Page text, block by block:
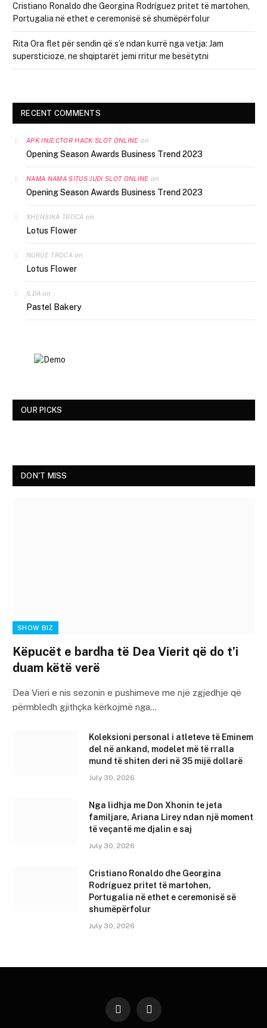
Cristiano Ronaldo dhe Georgina Rodríguez pritet të martohen,
Portugalia në ethet e ceremonisë së shumëpërfolur
Rita Ora flet për sendin që s’e ndan kurrë nga vetja: Jam
supersticioze, ne shqiptarët jemi rritur me besëtytni
RECENT COMMENTS
APK INJECTOR HACK SLOT ONLINE on
Opening Season Awards Business Trend 2023
NAMA NAMA SITUS JUDI SLOT ONLINE on
Opening Season Awards Business Trend 2023
XHENSIKA TROCA on
Lotus Flower
NURIJE TROCA on
Lotus Flower
ILDA on
Pastel Bakery
OUR PICKS
DON'T MISS
SHOW BIZ
Këpucët e bardha të Dea Vierit që do t’i
duam këtë verë
Dea Vieri e nis sezonin e pushimeve me një zgjedhje që
përmbledh gjithçka kërkojmë nga…
Koleksioni personal i atleteve të Eminem
del në ankand, modelet më të rralla
mund të shiten deri në 35 mijë dollarë
July 30, 2026
Nga lidhja me Don Xhonin te jeta
familjare, Ariana Lirey ndan një moment
të veçantë me djalin e saj
July 30, 2026
Cristiano Ronaldo dhe Georgina
Rodríguez pritet të martohen,
Portugalia në ethet e ceremonisë së
shumëpërfolur
July 30, 2026
InstagramYouTube